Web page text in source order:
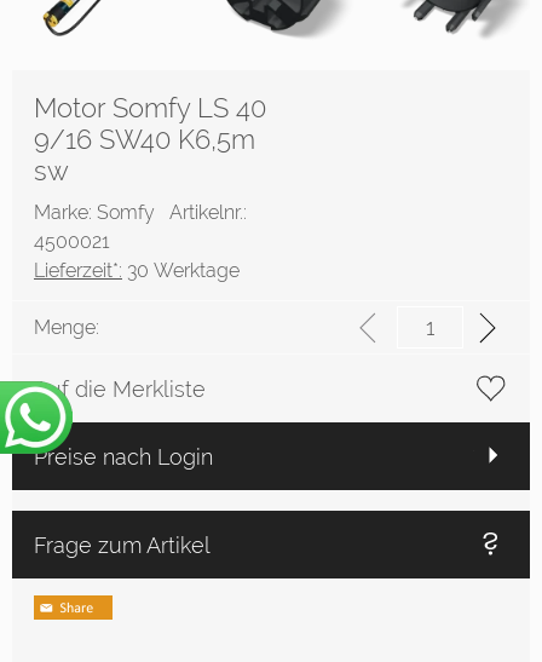
Motor Somfy LS 40
9/16 SW40 K6,5m
sw
Marke: Somfy Artikelnr.:
4500021
Lieferzeit*: 30 Werktage
Menge:
Auf die Merkliste
Preise nach Login
Frage zum Artikel